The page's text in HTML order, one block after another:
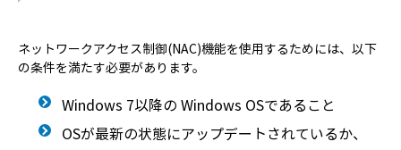
ネットワークアクセス制御(NAC)機能を使用するためには、以下
の条件を満たす必要があります。
Windows 7以降の Windows OSであること
OSが最新の状態にアップデートされているか、